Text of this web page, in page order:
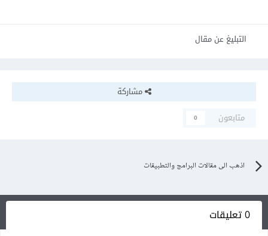
التبليغ عن مقال
مشاركة
متابعون
0
اذهب الى مقالات البرامج والتطبيقات
0 تعليقات